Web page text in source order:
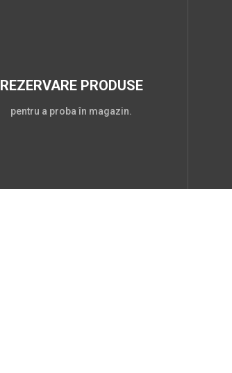
REZERVARE PRODUSE
pentru a proba în magazin.